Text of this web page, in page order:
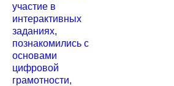
участие в
интерактивных
заданиях,
познакомились с
основами
цифровой
грамотности,